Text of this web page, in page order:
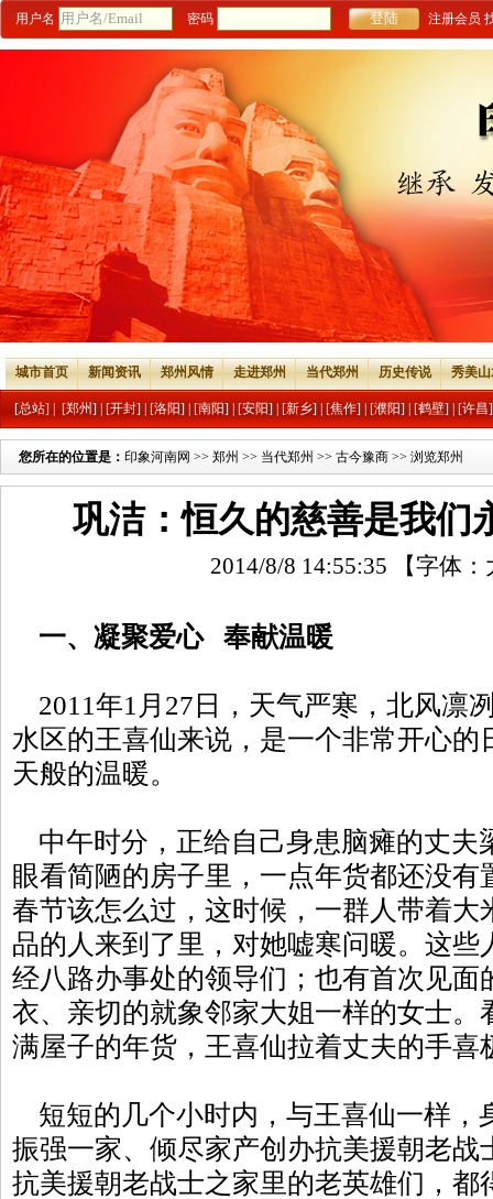
用户名 密码 注册会员
城市首页 新闻资讯 郑州风情 走进郑州 当代郑州 历史传说 秀美
[总站] [郑州] [开封] [洛阳] [南阳] [安阳] [新乡] [焦作] [濮阳] [鹤壁] [许昌]
您所在的位置是： 印象河南网 >> 郑州 >> 当代郑州 >> 古今豫商 >> 浏览郑州
巩洁：恒久的慈善是我们
2014/8/8 14:55:35 【字体：
一、凝聚爱心 奉献温暖
2011年1月27日，天气严寒，北风凛
水区的王喜仙来说，是一个非常开心的
天般的温暖。
中午时分，正给自己身患脑瘫的丈夫
眼看简陋的房子里，一点年货都还没
春节该怎么过，这时候，一群人带着大
品的人来到了里，对她嘘寒问暖。这些
经八路办事处的领导们；也有首次见面
衣、亲切的就象邻家大姐一样的女士。
满屋子的年货，王喜仙拉着丈夫的手
短短的几个小时内，与王喜仙一样，
振强一家、倾尽家产创办抗美援朝老战
抗美援朝老战士之家里的老英雄们，都